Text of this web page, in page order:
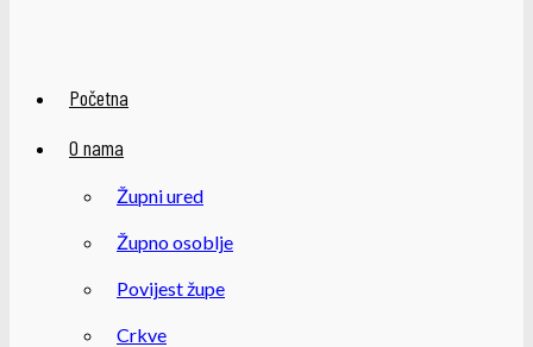
Početna
O nama
Župni ured
Župno osoblje
Povijest župe
Crkve